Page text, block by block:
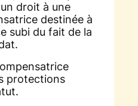
droit à une
destinée à
subi du fait de la
protections